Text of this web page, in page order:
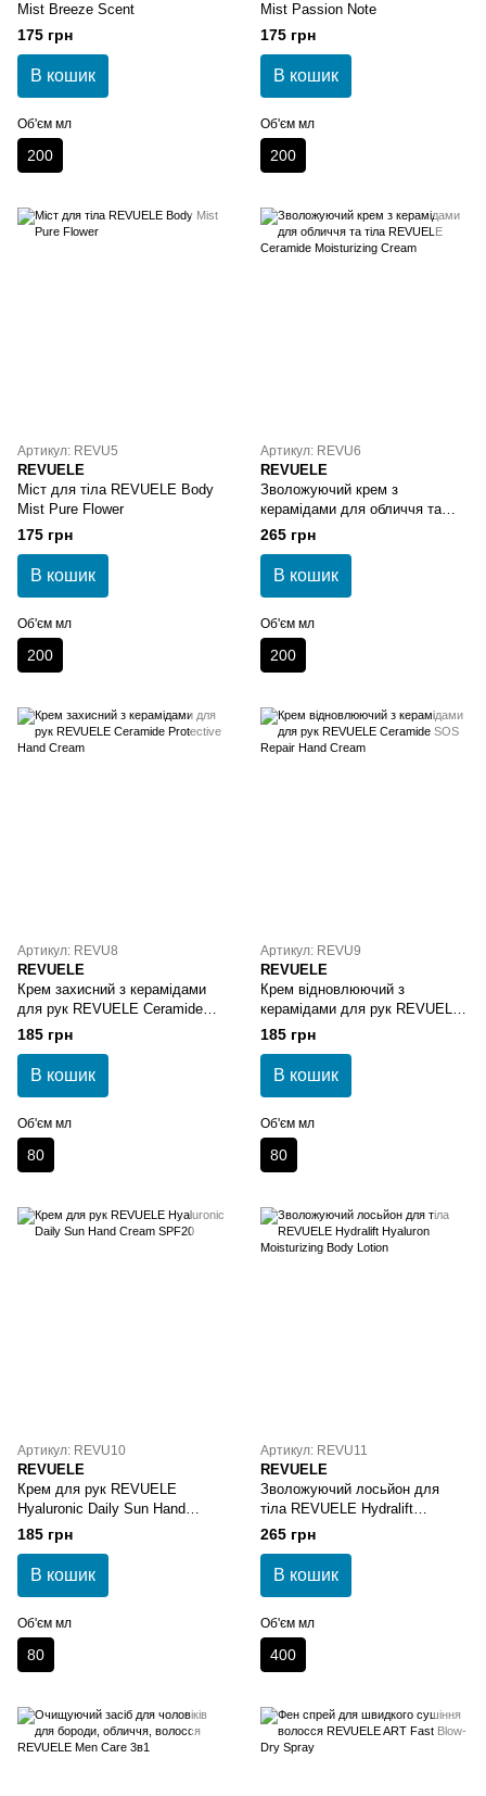
Mist Breeze Scent
175 грн
В кошик
Об'єм мл
200
Mist Passion Note
175 грн
В кошик
Об'єм мл
200
Артикул: REVU5
REVUELE
Міст для тіла REVUELE Body
Mist Pure Flower
175 грн
В кошик
Об'єм мл
200
Артикул: REVU6
REVUELE
Зволожуючий крем з
керамідами для обличчя та
тіла REVUELE Ceramide
Moisturizing Cream
265 грн
В кошик
Об'єм мл
200
Артикул: REVU8
REVUELE
Крем захисний з керамідами
для рук REVUELE Ceramide
Protective Hand Cream
185 грн
В кошик
Об'єм мл
80
Артикул: REVU9
REVUELE
Крем відновлюючий з
керамідами для рук REVUELE
Ceramide SOS Repair Hand
Cream
185 грн
В кошик
Об'єм мл
80
Артикул: REVU10
REVUELE
Крем для рук REVUELE
Hyaluronic Daily Sun Hand
Cream SPF20
185 грн
В кошик
Об'єм мл
80
Артикул: REVU11
REVUELE
Зволожуючий лосьйон для
тіла REVUELE Hydralift
Hyaluron Moisturizing Body
265 грн
В кошик
Об'єм мл
400